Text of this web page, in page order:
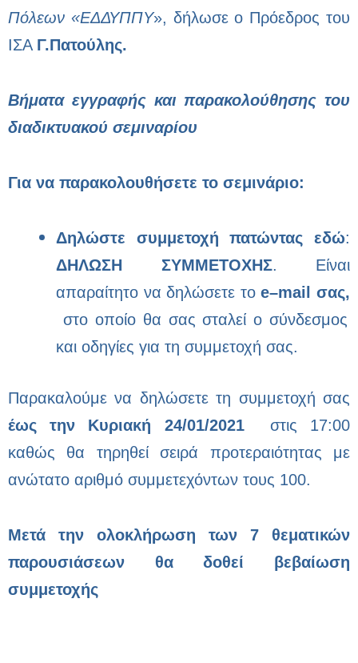
Πόλεων «ΕΔΔΥΠΠΥ», δήλωσε ο Πρόεδρος του
ΙΣΑ Γ.Πατούλης.
Βήματα εγγραφής και παρακολούθησης του
διαδικτυακού σεμιναρίου
Για να παρακολουθήσετε το σεμινάριο:
Δηλώστε συμμετοχή πατώντας εδώ:
ΔΗΛΩΣΗ ΣΥΜΜΕΤΟΧΗΣ. Είναι
απαραίτητο να δηλώσετε τοe–mail
σας,
στο οποίο θα σας σταλεί ο σύνδεσμος
και οδηγίες για τη συμμετοχή σας.
Παρακαλούμε να δηλώσετε τη συμμετοχή σας
έως την Κυριακή 24/01/2021στις 17:00
καθώς θα τηρηθεί σειρά προτεραιότητας με
ανώτατο αριθμό συμμετεχόντων τους 100.
Μετά την ολοκλήρωση των 7 θεματικών
παρουσιάσεων θα δοθεί βεβαίωση
συμμετοχής